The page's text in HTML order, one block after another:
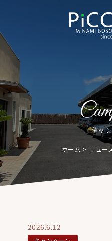
キャ
ホーム ニュー
2026.6.12